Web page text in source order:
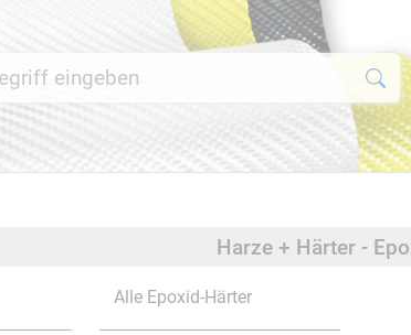
Harze + Härter -
Alle Epoxid-Härter